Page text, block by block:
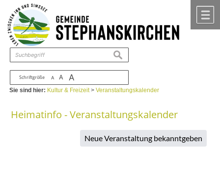
Zum Inhalt ,zur Navigation
Schriftgröße A A A
suchen
Sie sind hier: Kultur & Freizeit>Veranstaltungskalender
Heimatinfo - Veranstaltungskalender